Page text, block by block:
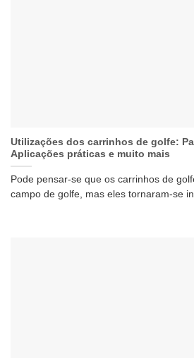
Utilizações dos carrinhos de golfe:
Aplicações práticas e muito mais
Pode pensar-se que os carrinhos de
campo de golfe, mas eles tornaram-se